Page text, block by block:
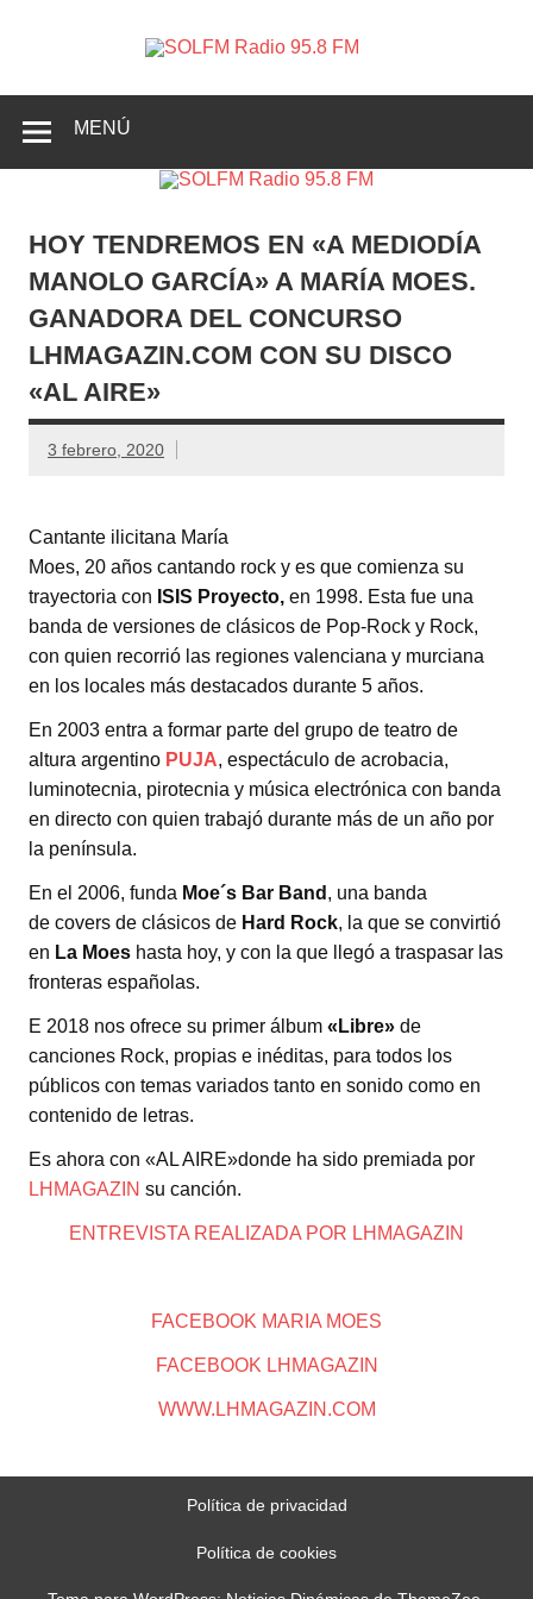
Radio
Crevillente, Radio en Vega Baja y Radio en el Medio
MENÚ
HOY TENDREMOS EN «A MEDIODÍA
MANOLO GARCÍA» A MARÍA MOES.
GANADORA DEL CONCURSO
LHMAGAZIN.COM CON SU DISCO
«AL AIRE»
3 febrero, 2020
Cantante ilicitana María
Moes, 20 años cantando rock y es que comienza su
trayectoria con ISIS Proyecto, en 1998. Esta fue una
banda de versiones de clásicos de Pop-Rock y Rock,
con quien recorrió las regiones valenciana y murciana
en los locales más destacados durante 5 años.
En 2003 entra a formar parte del grupo de teatro de
altura argentino PUJA, espectáculo de acrobacia,
luminotecnia, pirotecnia y música electrónica con banda
en directo con quien trabajó durante más de un año por
la península.
En el 2006, funda Moe´s Bar Band , una banda
de covers de clásicos de Hard Rock, la que se convirtió
en La Moes hasta hoy, y con la que llegó a traspasar las
fronteras españolas.
E 2018 nos ofrece su primer álbum «Libre» de
canciones Rock, propias e inéditas, para todos los
públicos con temas variados tanto en sonido como en
contenido de letras.
Es ahora con «AL AIRE»donde ha sido premiada por
LHMAGAZIN su canción.
ENTREVISTA REALIZADA POR LHMAGAZIN
FACEBOOK MARIA MOES
FACEBOOK LHMAGAZIN
WWW.LHMAGAZIN.COM
Política de privacidad
Política de cookies